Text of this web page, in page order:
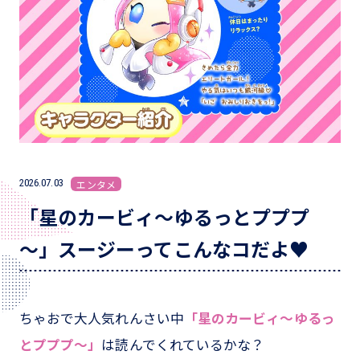
2026.07.03 エンタメ
「星のカービィ～ゆるっとプププ
～」スージーってこんなコだよ♥
ちゃおで大人気れんさい中 「星のカービィ～ゆるっ
とプププ～」 は読んでくれているかな？